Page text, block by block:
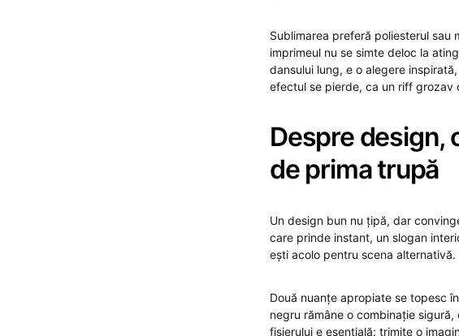
Sublimarea preferă poliesterul sau
imprimeul nu se simte deloc la
dansului lung, e o alegere
efectul se pierde, ca un riff
Despre design,
de prima trupă
Un design bun nu țipă, dar
care prinde instant, un slogan
ești acolo pentru scena
Două nuanțe apropiate se topesc
negru rămâne o combinație
fișierului e esențială: trimite o